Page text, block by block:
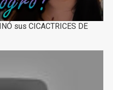
sus CICACTRICES DE